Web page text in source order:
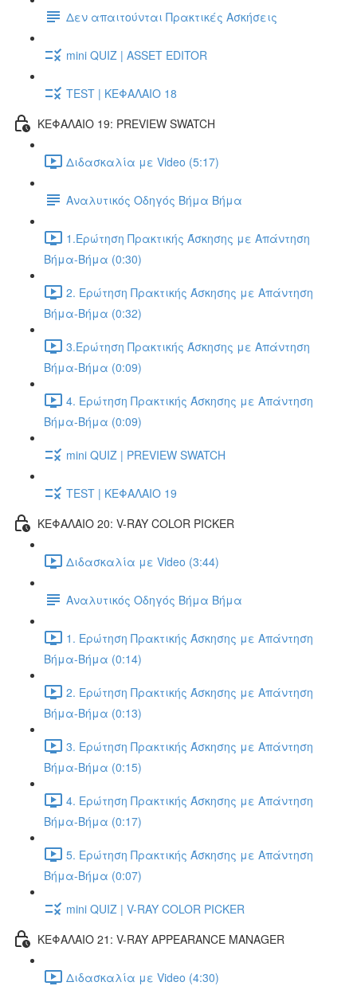
Δεν απαιτούνται Πρακτικές Ασκήσεις
mini QUIZ | ASSET EDITOR
TEST | ΚΕΦΑΛΑΙΟ 18
ΚΕΦΑΛΑΙΟ 19: PREVIEW SWATCH
Διδασκαλία με Video (5:17)
Αναλυτικός Οδηγός Βήμα Βήμα
1.Ερώτηση Πρακτικής Άσκησης με Απάντηση
Βήμα-Βήμα (0:30)
2. Ερώτηση Πρακτικής Άσκησης με Απάντηση
Βήμα-Βήμα (0:32)
3.Ερώτηση Πρακτικής Άσκησης με Απάντηση
Βήμα-Βήμα (0:09)
4. Ερώτηση Πρακτικής Άσκησης με Απάντηση
Βήμα-Βήμα (0:09)
mini QUIZ | PREVIEW SWATCH
TEST | ΚΕΦΑΛΑΙΟ 19
ΚΕΦΑΛΑΙΟ 20: V-RAY COLOR PICKER
Διδασκαλία με Video (3:44)
Αναλυτικός Οδηγός Βήμα Βήμα
1. Ερώτηση Πρακτικής Άσκησης με Απάντηση
Βήμα-Βήμα (0:14)
2. Ερώτηση Πρακτικής Άσκησης με Απάντηση
Βήμα-Βήμα (0:13)
3. Ερώτηση Πρακτικής Άσκησης με Απάντηση
Βήμα-Βήμα (0:15)
4. Ερώτηση Πρακτικής Άσκησης με Απάντηση
Βήμα-Βήμα (0:17)
5. Ερώτηση Πρακτικής Άσκησης με Απάντηση
Βήμα-Βήμα (0:07)
mini QUIZ | V-RAY COLOR PICKER
ΚΕΦΑΛΑΙΟ 21: V-RAY APPEARANCE MANAGER
Διδασκαλία με Video (4:30)